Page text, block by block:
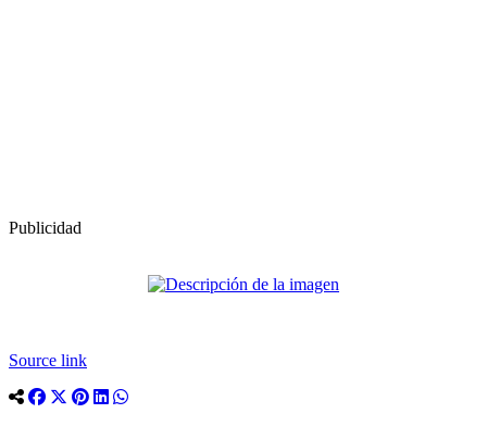
Publicidad
Source link